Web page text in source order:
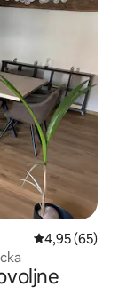
Prosječna
4,95 (65)